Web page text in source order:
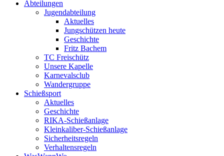
Abteilungen
Jugendabteilung
Aktuelles
Jungschützen heute
Geschichte
Fritz Bachem
TC Freischütz
Unsere Kapelle
Karnevalsclub
Wandergruppe
Schießsport
Aktuelles
Geschichte
RIKA-Schießanlage
Kleinkaliber-Schießanlage
Sicherheitsregeln
Verhaltensregeln